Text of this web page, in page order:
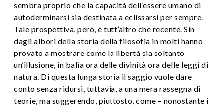
sembra proprio che la capacità dell’essere umano di
autoderminarsi sia destinata a eclissarsi per sempre.
Tale prospettiva, però, è tutt’altro che recente. Sin
dagli albori della storia della filosofia in molti hanno
provato a mostrare come la libertà sia soltanto
un’illusione, in balìa ora delle divinità ora delle leggi di
natura. Di questa lunga storia il saggio vuole dare
conto senza ridursi, tuttavia, a una mera rassegna di
teorie, ma suggerendo, piuttosto, come – nonostante i